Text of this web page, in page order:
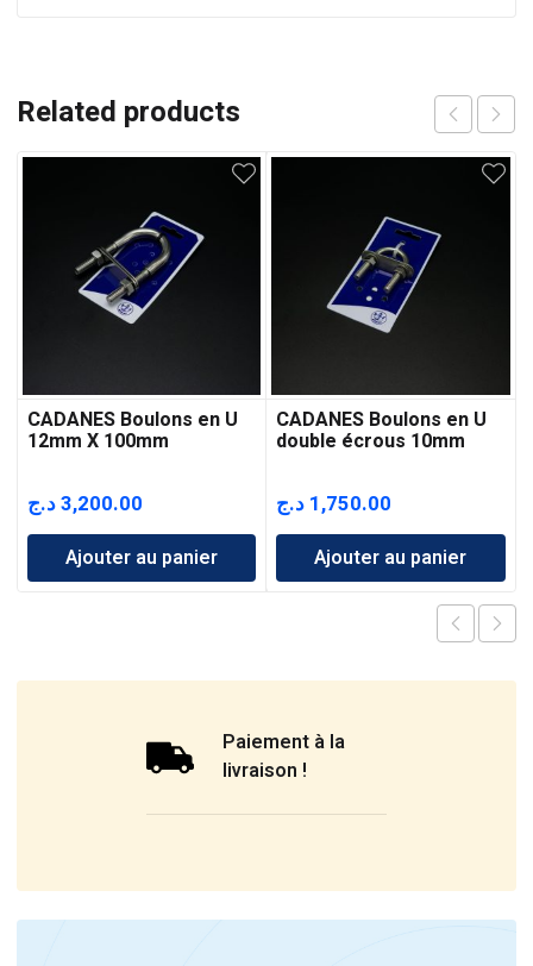
Related products
CADANES Boulons en U
12mm X 100mm
3,200.00د.ج
Ajouter au panier
CADANES Boulons en U
double écrous 10mm
1,750.00 د.ج
Ajouter au panier
Paiement à la
livraison !